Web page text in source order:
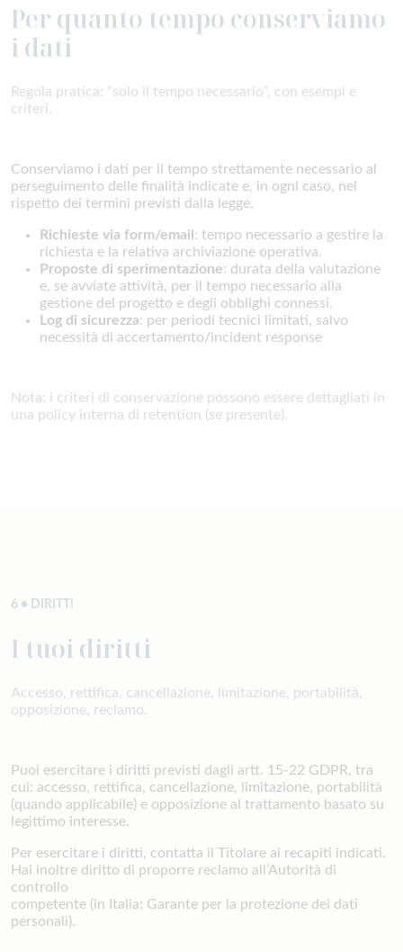
Per quanto tempo conserviamo
i dati
Regola pratica: “solo il tempo necessario”, con esempi e
criteri.
Conserviamo i dati per il tempo strettamente necessario al
perseguimento delle finalità indicate e, in ogni caso, nel
rispetto dei termini previsti dalla legge.
Richieste via form/email: tempo necessario a gestire la
richiesta e la relativa archiviazione operativa.
Proposte di sperimentazione: durata della valutazione
e, se avviate attività, per il tempo necessario alla
gestione del progetto e degli obblighi connessi.
Log di sicurezza: per periodi tecnici limitati, salvo
necessità di accertamento/incident response
Nota: i criteri di conservazione possono essere dettagliati in
una policy interna di retention (se presente).
6 • DIRITT
I tuoi diritti
Accesso, rettifica, cancellazione, limitazione, portabilità,
opposizione, reclamo.
Puoi esercitare i diritti previsti dagli artt. 15-22 GDPR, tra
cui: accesso, rettifica, cancellazione, limitazione, portabilità
(quando applicabile) e opposizione al trattamento basato su
legittimo interesse.
Per esercitare i diritti, contatta il Titolare ai recapiti indicati.
Hai inoltre diritto di proporre reclamo all’Autorità di
controllo
competente (in Italia: Garante per la protezione dei dati
personali).